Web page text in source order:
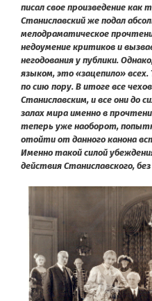
писал свое произведение
Станиславский же подал
мелодраматическое
недоумение критиков и
негодования у публики.
языком, это «зацепило»
по сию пору. В итоге все
Станиславским, и все они до
залах мира именно в
теперь уже наоборот,
отойти от данного канона
Именно такой силой
действия Станиславского,